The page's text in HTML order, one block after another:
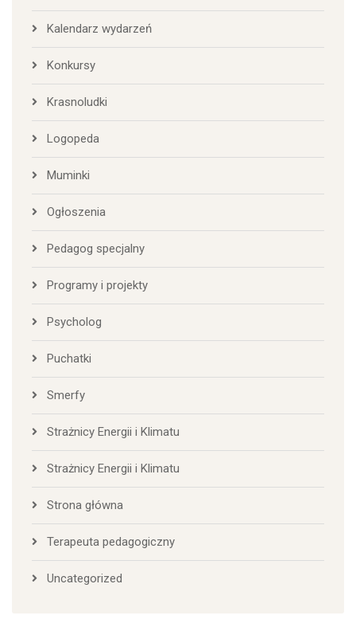
Kalendarz wydarzeń
Konkursy
Krasnoludki
Logopeda
Muminki
Ogłoszenia
Pedagog specjalny
Programy i projekty
Psycholog
Puchatki
Smerfy
Strażnicy Energii i Klimatu
Strażnicy Energii i Klimatu
Strona główna
Terapeuta pedagogiczny
Uncategorized